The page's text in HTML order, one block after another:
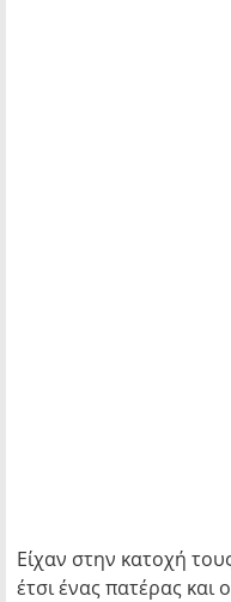
Είχαν στην κατοχή
έτσι ένας πατέρας και